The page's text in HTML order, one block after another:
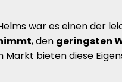
war es einen der
, den geringsten
Markt bieten diese